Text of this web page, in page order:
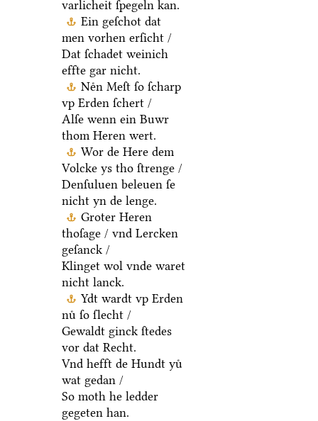
varlicheit ſpegeln kan.
Ein geſchot dat
men vorhen erſicht /
Dat ſchadet weinich
effte gar nicht.
Neͤn Meſt ſo ſcharp
vp Erden ſchert /
Alſe wenn ein Buwr
thom Heren wert.
Wor de Here dem
Volcke ys tho ſtrenge /
Denſuluen beleuen ſe
nicht yn de lenge.
Groter Heren
thoſage / vnd Lercken
geſanck /
Klinget wol vnde waret
nicht lanck.
Ydt wardt vp Erden
nuͤ ſo ſlecht /
Gewaldt ginck ſtedes
vor dat Recht.
Vnd hefft de Hundt yuͤ
wat gedan /
So moth he ledder
gegeten han.